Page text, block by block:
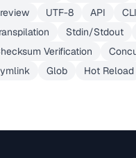
UTF-8 API CLI
Stdin/Stdout
Verification
Glob Hot Reload